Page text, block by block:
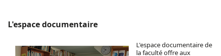
L'espace documentaire
L'espace documentaire de
la faculté offre aux